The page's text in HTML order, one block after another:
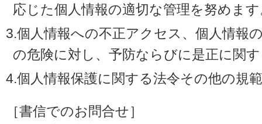
応じた個人情報の適切な管理を努めま
3.個人情報への不正アクセス、個人情報
の危険に対し、予防ならびに是正に関
4.個人情報保護に関する法令その他の規
［書信でのお問合せ］